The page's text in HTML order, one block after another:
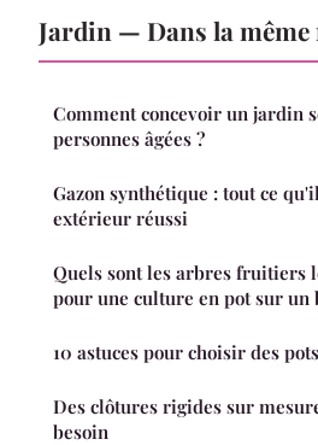
Jardin — Dans la
Comment concevoir un jardin
personnes âgées ?
Gazon synthétique : tout ce
extérieur réussi
Quels sont les arbres fruitiers
pour une culture en pot sur un
10 astuces pour choisir des
Des clôtures rigides sur
besoin